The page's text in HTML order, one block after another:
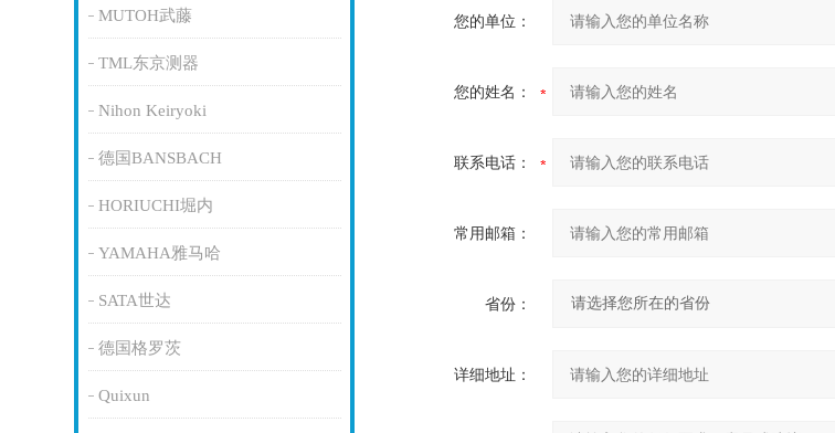
MUTOH武藤
TML东京测器
Nihon Keiryoki
德国BANSBACH
HORIUCHI堀内
YAMAHA雅马哈
SATA世达
德国格罗茨
Quixun
您的单位：
您的姓名：
联系电话：
常用邮箱：
省份：
详细地址：